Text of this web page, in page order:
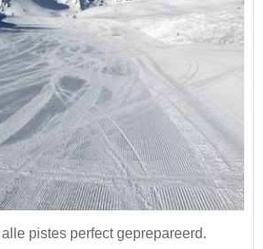
pistes perfect geprepareerd.